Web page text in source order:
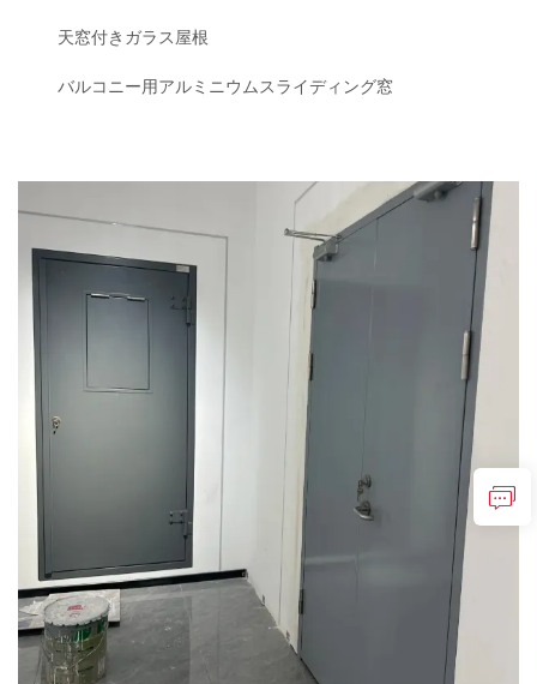
天窓付きガラス屋根
バルコニー用アルミニウムスライディング窓